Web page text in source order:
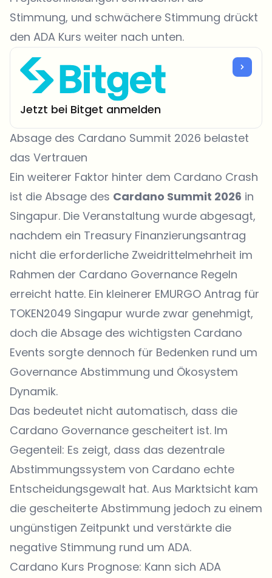
Stimmung, und schwächere Stimmung drückt
den ADA Kurs weiter nach unten.
Jetzt bei Bitget anmelden
Absage des Cardano Summit 2026 belastet
das Vertrauen
Ein weiterer Faktor hinter dem Cardano Crash
ist die Absage des Cardano Summit 2026 in
Singapur. Die Veranstaltung wurde abgesagt,
nachdem ein Treasury Finanzierungsantrag
nicht die erforderliche Zweidrittelmehrheit im
Rahmen der Cardano Governance Regeln
erreicht hatte. Ein kleinerer EMURGO Antrag für
TOKEN2049 Singapur wurde zwar genehmigt,
doch die Absage des wichtigsten Cardano
Events sorgte dennoch für Bedenken rund um
Governance Abstimmung und Ökosystem
Dynamik.
Das bedeutet nicht automatisch, dass die
Cardano Governance gescheitert ist. Im
Gegenteil: Es zeigt, dass das dezentrale
Abstimmungssystem von Cardano echte
Entscheidungsgewalt hat. Aus Marktsicht kam
die gescheiterte Abstimmung jedoch zu einem
ungünstigen Zeitpunkt und verstärkte die
negative Stimmung rund um ADA.
Cardano Kurs Prognose: Kann sich ADA